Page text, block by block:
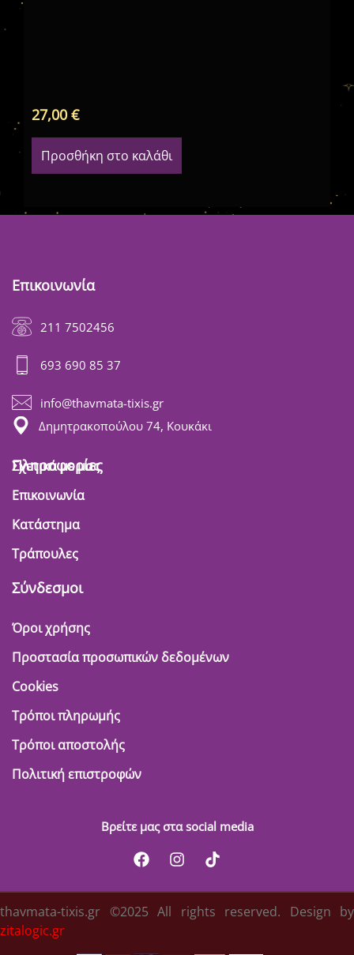
27,00€
Προσθήκη στο καλάθι
Επικοινωνία
211 7502456
693 690 85 37
info@thavmata-tixis.gr
Δημητρακοπούλου 74, Κουκάκι
Πληροφορίες
Σχετικά με μας
Επικοινωνία
Κατάστημα
Τράπουλες
Σύνδεσμοι
Όροι χρήσης
Προστασία προσωπικών δεδομένων
Cookies
Τρόποι πληρωμής
Τρόποι αποστολής
Πολιτική επιστροφών
Βρείτε μας στα social media
thavmata-tixis.gr ©2025 All rights reserved. Design by
zitalogic.gr